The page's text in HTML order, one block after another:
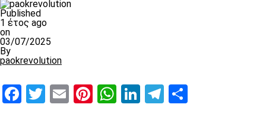
Published
1 έτος ago
on
03/07/2025
By
paokrevolution
Facebook
Twitter
EmailPinterest
WhatsApp
LinkedIn
Telegram